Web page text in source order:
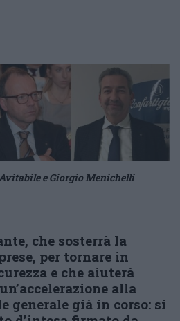
e Giorgio Menichelli
che sosterrà la
per tornare in
e che aiuterà
alla
generale già in corso: si